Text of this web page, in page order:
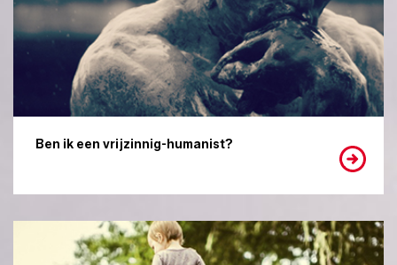
Ben ik een vrijzinnig-humanist?